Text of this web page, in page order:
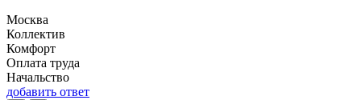
Москва
Коллектив
Комфорт
Оплата труда
Начальство
добавить ответ